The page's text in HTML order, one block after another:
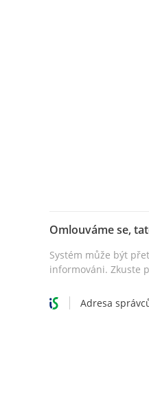
Omlouváme se,
Systém může být
informováni. Zkuste
Adresa